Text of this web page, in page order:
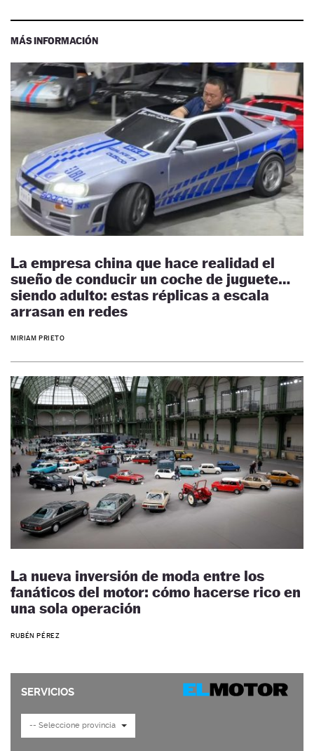
MÁS INFORMACIÓN
La empresa china que hace realidad el
sueño de conducir un coche de juguete…
siendo adulto: estas réplicas a escala
arrasan en redes
MIRIAM PRIETO
La nueva inversión de moda entre los
fanáticos del motor: cómo hacerse rico en
una sola operación
RUBÉN PÉREZ